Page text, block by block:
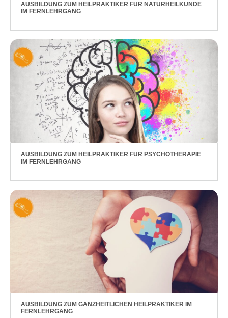
AUSBILDUNG ZUM HEILPRAKTIKER FÜR NATURHEILKUNDE
IM FERNLEHRGANG
AUSBILDUNG ZUM HEILPRAKTIKER FÜR PSYCHOTHERAPIE
IM FERNLEHRGANG
AUSBILDUNG ZUM GANZHEITLICHEN HEILPRAKTIKER IM
FERNLEHRGANG